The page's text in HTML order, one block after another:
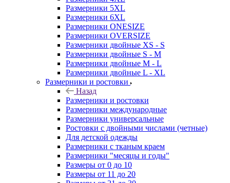
Размерники 5XL
Размерники 6XL
Размерники ONESIZE
Размерники OVERSIZE
Размерники двойные XS - S
Размерники двойные S - M
Размерники двойные M - L
Размерники двойные L - XL
Размерники и ростовки
Назад
Размерники и ростовки
Размерники международные
Размерники универсальные
Ростовки с двойными числами (четные)
Для детской одежды
Размерники с тканым краем
Размерники "месяцы и годы"
Размеры от 0 до 10
Размеры от 11 до 20